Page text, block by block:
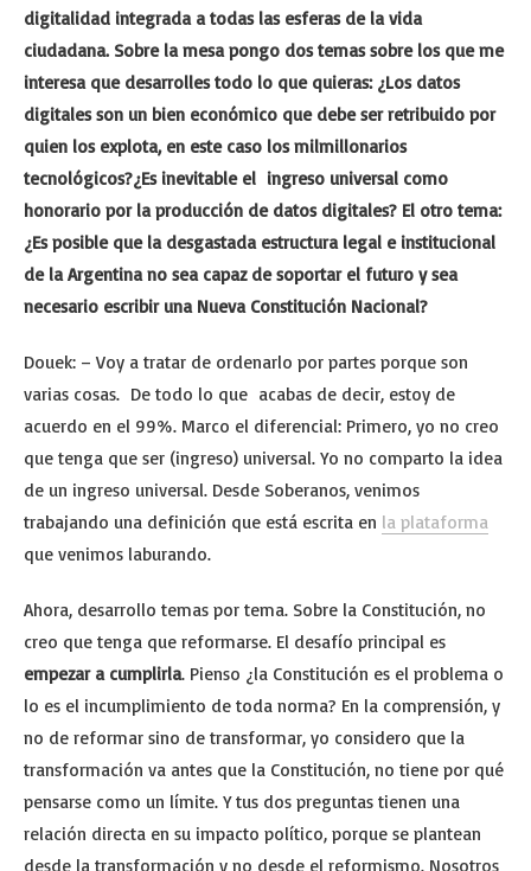
digitalidad integrada a todas las esferas de la vida
ciudadana. Sobre la mesa pongo dos temas sobre los que me
interesa que desarrolles todo lo que quieras: ¿Los datos
digitales son un bien económico que debe ser retribuido por
quien los explota, en este caso los milmillonarios
tecnológicos?¿Es inevitable el ingreso universal como
honorario por la producción de datos digitales? El otro tema:
¿Es posible que la desgastada estructura legal e institucional
de la Argentina no sea capaz de soportar el futuro y sea
necesario escribir una Nueva Constitución Nacional?
Douek: – Voy a tratar de ordenarlo por partes porque son
varias cosas. De todo lo que acabas de decir, estoy de
acuerdo en el 99%. Marco el diferencial: Primero, yo no creo
que tenga que ser (ingreso) universal. Yo no comparto la idea
de un ingreso universal. Desde Soberanos, venimos
trabajando una definición que está escrita en la plataforma
que venimos laburando.
Ahora, desarrollo temas por tema. Sobre la Constitución, no
creo que tenga que reformarse. El desafío principal es
empezar a cumplirla. Pienso ¿la Constitución es el problema o
lo es el incumplimiento de toda norma? En la comprensión, y
no de reformar sino de transformar, yo considero que la
transformación va antes que la Constitución, no tiene por qué
pensarse como un límite. Y tus dos preguntas tienen una
relación directa en su impacto político, porque se plantean
desde la transformación y no desde el reformismo. Nosotros